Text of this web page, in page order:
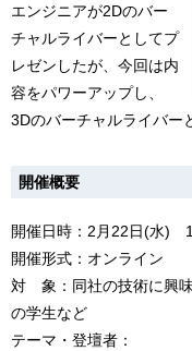
エンジニアが2Dのバー
チャルライバーとしてプ
レゼンしたが、今回は内
容をパワーアップし、
3Dのバーチャルライバー
開催概要
開催日時：2月22日(水)
開催形式：オンライン
対 象：同社の技術に興
の学生など
テーマ・登壇者：